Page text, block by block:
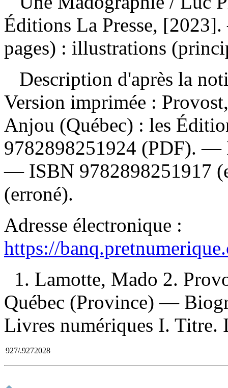
Éditions La Presse,
pages) : illustrations
Description d'après la
Version imprimée :
Anjou (Québec) : les
9782898251924 (PDF). —
— ISBN 9782898251917
(erroné).
Adresse électronique :
https://
1. Lamotte, Mado 2.
Québec (Province) —
Livres numériques I.
927/.9272028